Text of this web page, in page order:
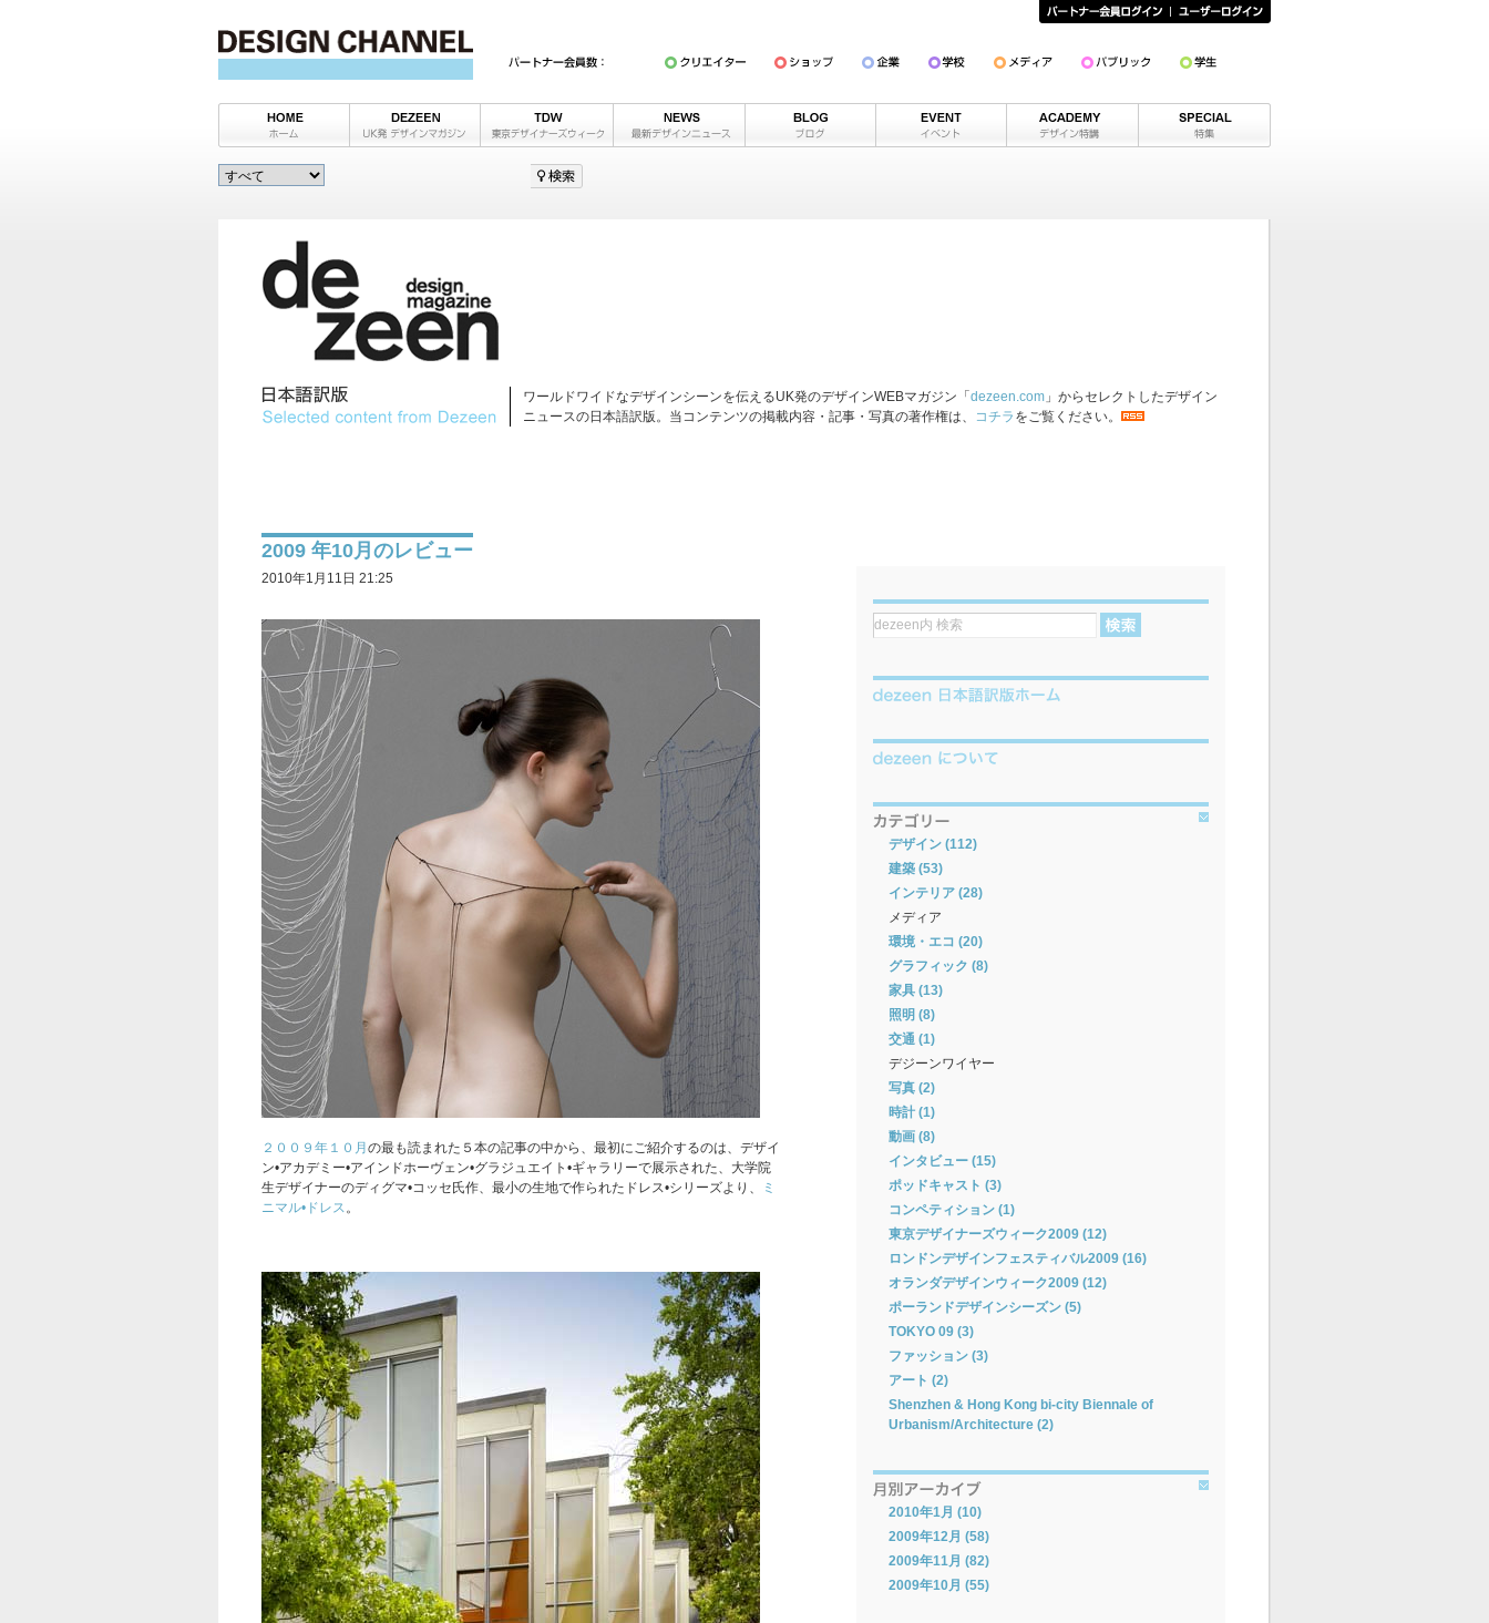
ワールドワイドなデザインシーンを伝えるUK発のデザインWEBマガジン「 dezeen.com」からセレクトしたデザイン
ニュースの日本語訳版。当コンテンツの掲載内容・記事・写真の著作権は、
コチラ をご覧ください。
2009 年10月のレビュー
2010年1月11日 21:25
２００９年１０月 の最も読まれた５本の記事の中から、最初にご紹介するのは、デザイ
ン•アカデミー•アインドホーヴェン•グラジュエイト•ギャラリーで展示された、大学院
生デザイナーのディグマ•コッセ氏作、最小の生地で作られたドレス•シリーズより、
ミ
ニマル•ドレス。
デザイン (112)
建築 (53)
インテリア (28)
メディア
環境・エコ (20)
グラフィック (8)
家具 (13)
照明 (8)
交通 (1)
デジーンワイヤー
写真 (2)
時計 (1)
動画 (8)
インタビュー (15)
ポッドキャスト (3)
コンペティション (1)
東京デザイナーズウィーク2009 (12)
ロンドンデザインフェスティバル2009 (16)
オランダデザインウィーク2009 (12)
ポーランドデザインシーズン (5)
TOKYO 09 (3)
ファッション (3)
アート (2)
Shenzhen & Hong Kong bi-city Biennale of
Urbanism/Architecture (2)
2010年1月 (10)
2009年12月 (58)
2009年11月 (82)
2009年10月 (55)